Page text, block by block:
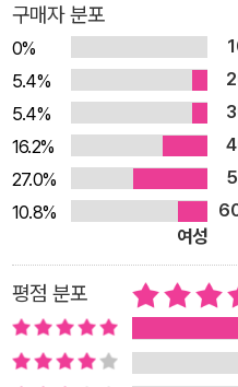
토에서 해방되어 비로소 최대
했다. 독자들은 저마다 추천인
에 기록하고 전파할 정도로 사
표 지면상 원고지 4.5매라는
문학 세계를 제대로 보여주기
집을 벼려오던 터였다. 산문이
은 산문 정신이란 무엇인가를
구매자 분포
0%
5.4%
5.4%
16.2%
27.0%
10.8%
여성
평점 분포